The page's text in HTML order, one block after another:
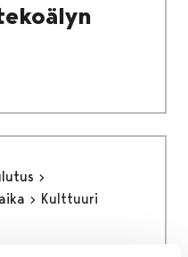
Kulttuuri